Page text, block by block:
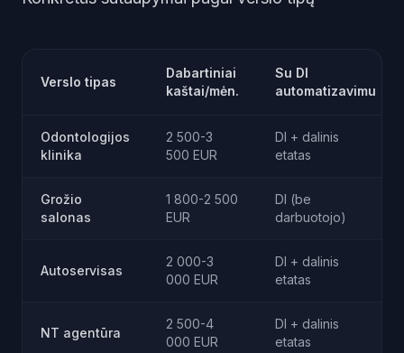
Verslo tipas
Dabartiniai
kaštai/mėn.
Su DI
automatizavimu
Odontologijos
klinika
2 500-3
500 EUR
DI + dalinis
etatas
Grožio
salonas
1 800-2 500
EUR
DI (be
darbuotojo)
Autoservisas
2 000-3
000 EUR
DI + dalinis
etatas
NT agentūra
2 500-4
000 EUR
DI + dalinis
etatas